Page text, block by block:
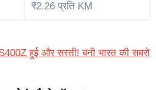
₹2.26 प्रति KM
हुई और सस्ती! बनी भारत की सबसे